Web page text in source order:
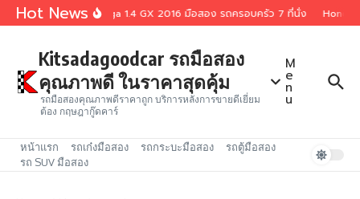
Skip to content
Hot NewsSuzuki Ertiga 1.4 GX 2016 มือสอง รถครอบครัว 7 ที่นั่ง Honda
Kitsadagoodcar รถมือสอง
คุณภาพดี ในราคาสุดคุ้ม
รถมือสองคุณภาพดีราคาถูก บริการหลังการขายดีเยี่ยม
ต้อง กฤษฎากู๊ดคาร์
M
e
n
u
หน้าแรก รถเก๋งมือสอง รถกระบะมือสอง
รถตู้มือสอง
รถ SUV มือสอง